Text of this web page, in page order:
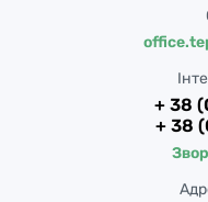
+ 38
+ 38